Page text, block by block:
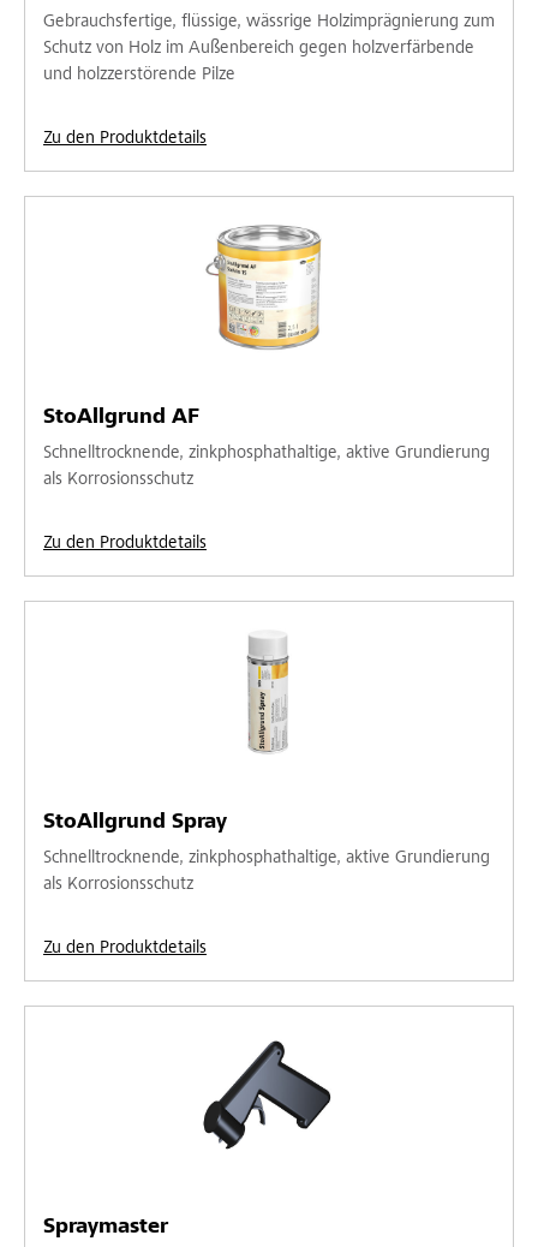
Gebrauchsfertige, flüssige, wässrige Holzimprägnierung zum
Schutz von Holz im Außenbereich gegen holzverfärbende
und holzzerstörende Pilze
Zu den Produktdetails
StoAllgrund AF
Schnelltrocknende, zinkphosphathaltige, aktive Grundierung
als Korrosionsschutz
Zu den Produktdetails
StoAllgrund Spray
Schnelltrocknende, zinkphosphathaltige, aktive Grundierung
als Korrosionsschutz
Zu den Produktdetails
Spraymaster